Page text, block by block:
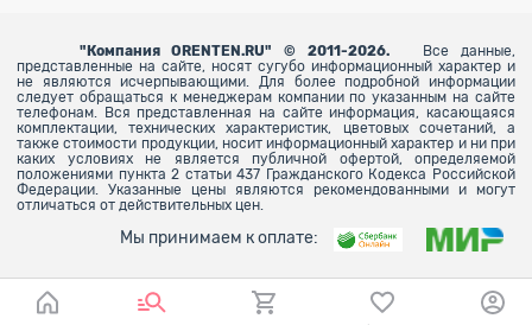
" Компания ORENTEN.RU" © 2011-2026.
Все данные,
представленные на сайте, носят сугубо информационный характер и
не являются исчерпывающими. Для более подробной информации
следует обращаться к менеджерам компании по указанным на сайте
телефонам. Вся представленная на сайте информация, касающаяся
комплектации, технических характеристик, цветовых сочетаний, а
также стоимости продукции, носит информационный характер и ни при
каких условиях не является публичной офертой, определяемой
положениями пункта 2 статьи 437 Гражданского Кодекса Российской
Федерации. Указанные цены являются рекомендованными и могут
отличаться от действительных цен.
Мы принимаем к оплате: